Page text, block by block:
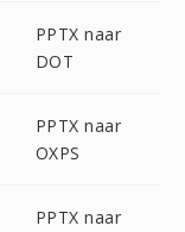
PPTX naar
DOT
PPTX naar
OXPS
PPTX naar